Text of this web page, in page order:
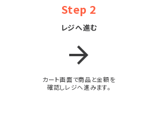
Step 2
レジへ進む
arrow_forward
カート画面で商品と金額を
確認しレジへ進みます。